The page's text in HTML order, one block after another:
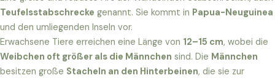
Teufelsstabschrecke genannt. Sie kommt in Papua-Neuguinea
und den umliegenden Inseln vor.
Erwachsene Tiere erreichen eine Länge von 12–15 cm, wobei die
Weibchen oft größer als die Männchen sind. Die Männchen
besitzen große Stacheln an den Hinterbeinen, die sie zur